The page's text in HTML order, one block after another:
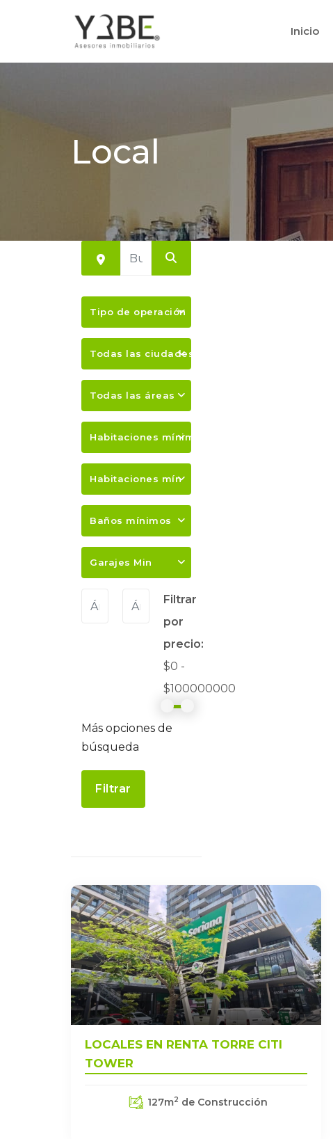
Inicio
Local
Tipo de operación
Todas las ciudades
Todas las áreas
Habitaciones mínimas
Habitaciones mín
Baños mínimos
Garajes Min
Filtrar
por
precio:
$0 -
$100000000
Más opciones de
búsqueda
Filtrar
LOCALES EN RENTA TORRE CITI
TOWER
127m2 de Construcción